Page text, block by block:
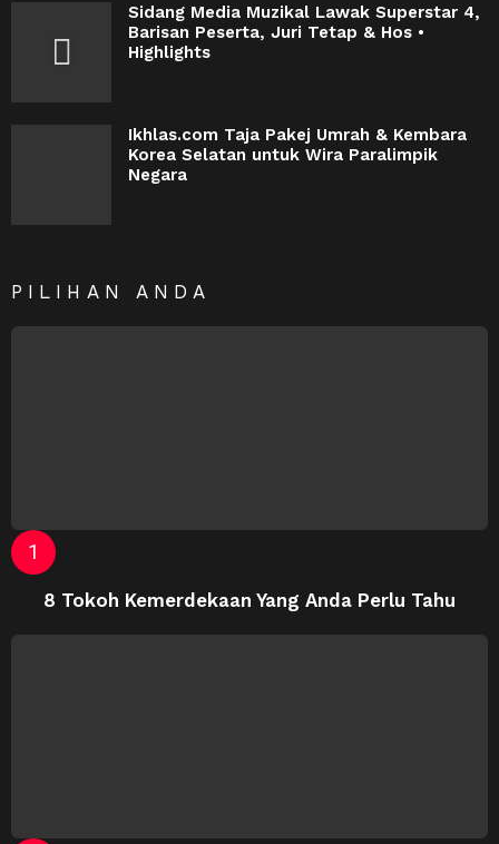
Sidang Media Muzikal Lawak Superstar 4,
Barisan Peserta, Juri Tetap & Hos •
Highlights
Ikhlas.com Taja Pakej Umrah & Kembara
Korea Selatan untuk Wira Paralimpik
Negara
PILIHAN ANDA
8 Tokoh Kemerdekaan Yang Anda Perlu Tahu